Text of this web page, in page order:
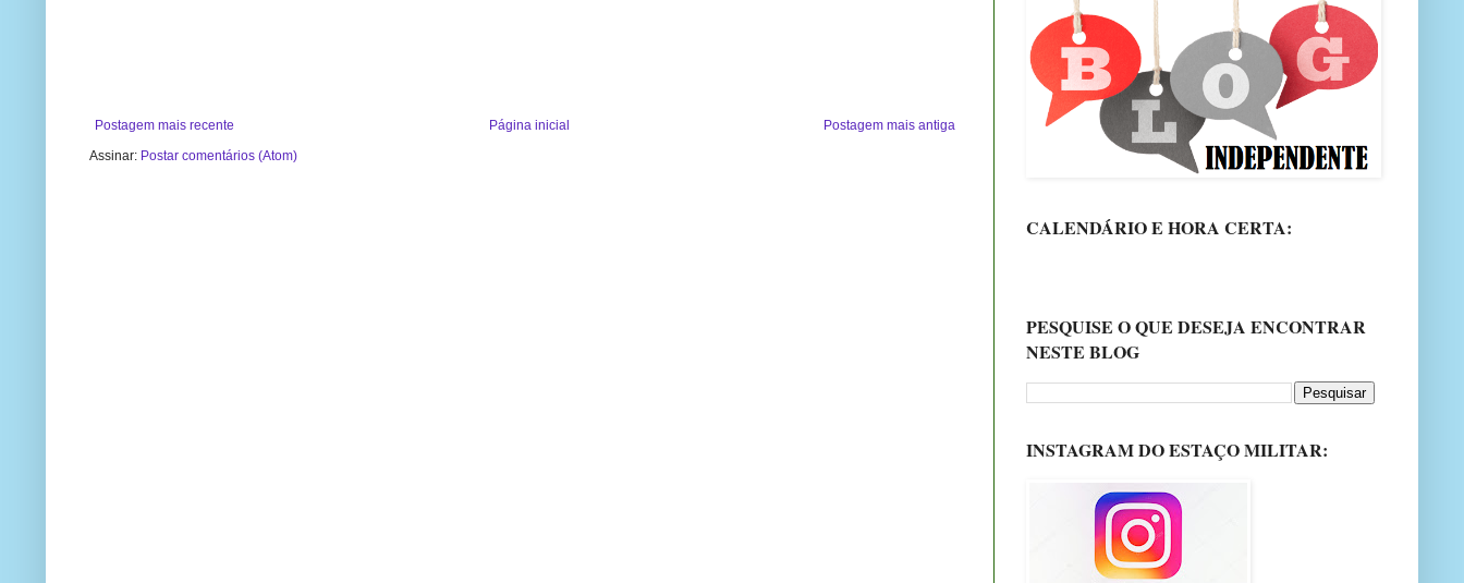
Postagem mais recente Postagem mais antiga
Página inicial
Assinar: Postar comentários (Atom)
CALENDÁRIO E HORA CERTA:
PESQUISE O QUE DESEJA ENCONTRAR
NESTE BLOG
INSTAGRAM DO ESTAÇO MILITAR: